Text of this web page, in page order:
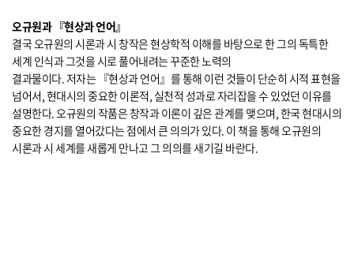
오규원과 『현상과 언어』
결국 오규원의 시론과 시 창작은 현상학적 이해를 바탕으로 한 그의 독특한
세계 인식과 그것을 시로 풀어내려는 꾸준한 노력의
결과물이다. 저자는 『현상과 언어』를 통해 이런 것들이 단순히 시적 표현을
넘어서, 현대시의 중요한 이론적, 실천적 성과로 자리잡을 수 있었던 이유를
설명한다. 오규원의 작품은 창작과 이론이 깊은 관계를 맺으며, 한국 현대시의
중요한 경지를 열어갔다는 점에서 큰 의의가 있다. 이 책을 통해 오규원의
시론과 시 세계를 새롭게 만나고 그 의의를 새기길 바란다.